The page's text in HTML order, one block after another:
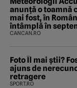
anunță o toamnă
mai fost, în
întâmplă în
octombrie și
CANCAN.RO
Foto Îl mai știi?
ajuns de
retragere
SPORT.RO